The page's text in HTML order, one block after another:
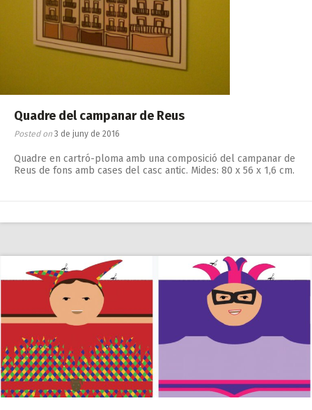
Quadre del campanar de Reus
Posted on 3 de juny de 2016
Quadre en cartró-ploma amb una composició del campanar de
Reus de fons amb cases del casc antic. Mides: 80 x 56 x 1,6 cm.